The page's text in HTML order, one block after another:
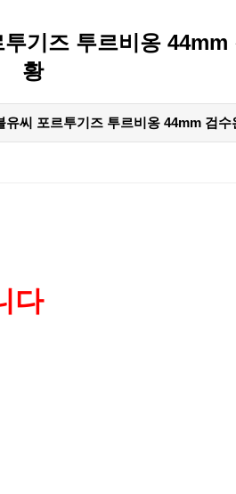
기즈 투르비옹
황
유씨 포르투기즈 투르비옹 44mm 검
다